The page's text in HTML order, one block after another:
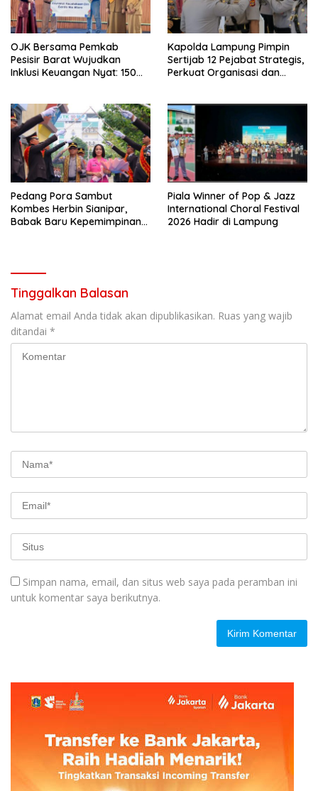
OJK Bersama Pemkab
Pesisir Barat Wujudkan
Inklusi Keuangan Nyat: 150
Kapolda Lampung Pimpin
Sertijab 12 Pejabat Strategis,
Perkuat Organisasi dan
Pedang Pora Sambut
Kombes Herbin Sianipar,
Babak Baru Kepemimpinan
Piala Winner of Pop & Jazz
International Choral Festival
2026 Hadir di Lampung
Tinggalkan Balasan
Alamat email Anda tidak akan dipublikasikan. Ruas yang wajib
ditandai *
Simpan nama, email, dan situs web saya pada peramban ini
untuk komentar saya berikutnya.